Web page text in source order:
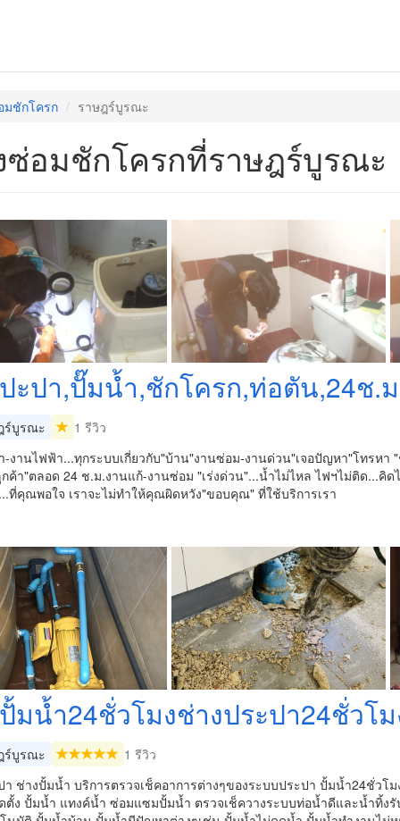
มชักโครก ราษฎร์บูรณะ
ซ่อมชักโครกที่ราษฎร์บูรณะ
ะปา,ปั๊มน้ำ,ชักโครก,ท่อตัน,24ช.ม
บูรณะ
1 รีวิว
-งานไฟฟ้า...ทุกระบบเกี่ยวกับ"บ้าน"งานซ่อม-งานด่วน"เจอปัญหา"โทรหา
ค้า"ตลอด 24 ช.ม.งานแก้-งานซ่อม "เร่งด่วน"...น้ำไม่ไหล ไฟฯไม่ติด...คิ
ที่คุณพอใจ เราจะไม่ทำให้คุณผิดหวัง"ขอบคุณ" ที่ใช้บริการเรา
มน้ำ24ชั่วโมงช่างประปา24ชั่วโ
บูรณะ
1 รีวิว
า ช่างปั้มน้ำ บริการตรวจเช็คอาการต่างๆของระบบประปา ปั้มน้ำ24ชั่วโม
ตั้ง ปั้มน้ำ แทงค์น้ำ ซ่อมแซมปั้มน้ำ ตรวจเช็ควางระบบท่อน้ำดีและน้ำทิ้ง